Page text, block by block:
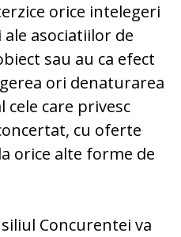
orice intelegeri
asociatiilor de
sau au ca efect
ori denaturarea
cele care privesc
cu oferte
orice alte forme de
Concurentei va